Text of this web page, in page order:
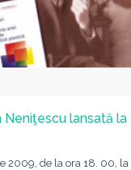
lansată la
2009, de la ora 18. 00,